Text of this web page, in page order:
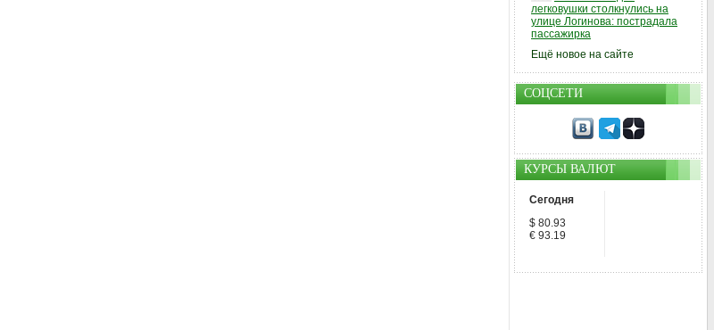
легковушки столкнулись на
улице Логинова: пострадала
пассажирка
Ещё новое на сайте
СОЦСЕТИ
КУРСЫ ВАЛЮТ
Сегодня
$ 80.93
€ 93.19